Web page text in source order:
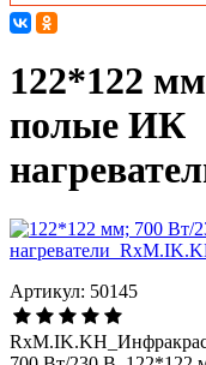
122*122
полые ИК
Артикул: 50145